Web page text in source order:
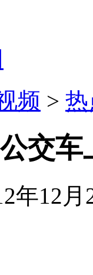
频 >
交车
年12月